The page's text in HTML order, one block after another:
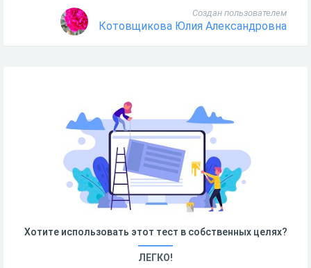
Создан пользователем
Котовщикова Юлия Александровна
Хотите использовать этот тест в собственных целях?
ЛЕГКО!